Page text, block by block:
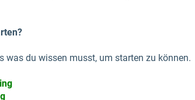
was du wissen musst, um starten zu können.